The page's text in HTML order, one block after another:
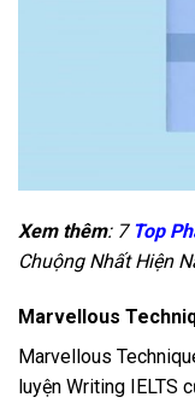
Xem thêm: 7Top
Chuộng Nhất Hiện
Marvellous
Marvellous
luyện Writing IELTS